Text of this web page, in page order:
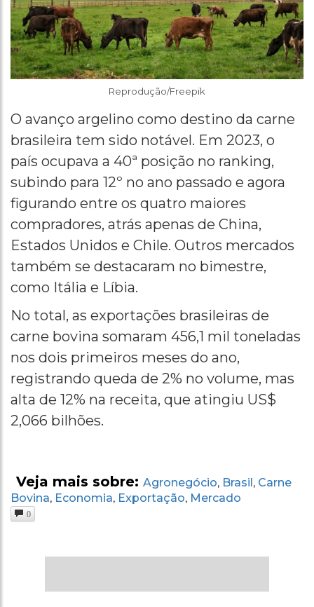
Reprodução/Freepik
O avanço argelino como destino da carne
brasileira tem sido notável. Em 2023, o
país ocupava a 40ª posição no ranking,
subindo para 12º no ano passado e agora
figurando entre os quatro maiores
compradores, atrás apenas de China,
Estados Unidos e Chile. Outros mercados
também se destacaram no bimestre,
como Itália e Líbia.
No total, as exportações brasileiras de
carne bovina somaram 456,1 mil toneladas
nos dois primeiros meses do ano,
registrando queda de 2% no volume, mas
alta de 12% na receita, que atingiu US$
2,066 bilhões.
Veja mais sobre: Agronegócio, Brasil, Carne
Bovina, Economia, Exportação, Mercado
0